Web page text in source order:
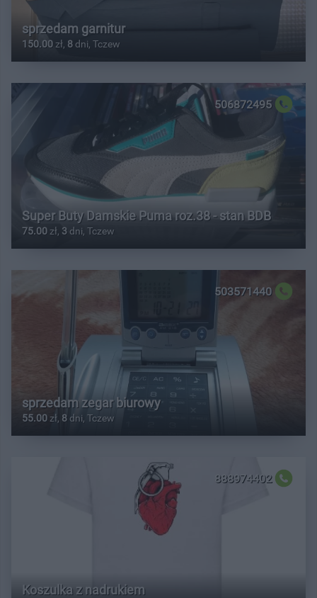
sprzedam garnitur
150.00 zł, 8 dni, Tczew
506872495
Super Buty Damskie Puma roz.38 - stan BDB
75.00 zł, 3 dni, Tczew
503571440
sprzedam zegar biurowy
55.00 zł, 8 dni, Tczew
888974402
Koszulka z nadrukiem